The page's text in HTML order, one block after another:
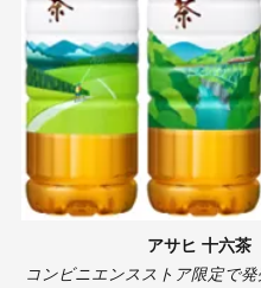
アサヒ 十六
コンビニエンスストア限定で